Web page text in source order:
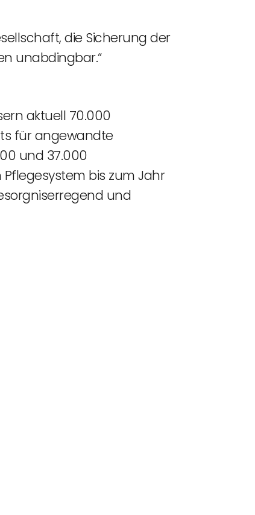
die Sicherung der
unabdingbar.“
aktuell 70.000
für angewandte
und 37.000
bis zum Jahr
und